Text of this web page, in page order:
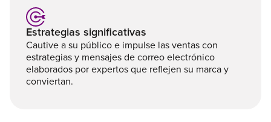
Estrategias significativas
Cautive a su público e impulse las ventas con
estrategias y mensajes de correo electrónico
elaborados por expertos que reflejen su marca y
conviertan.